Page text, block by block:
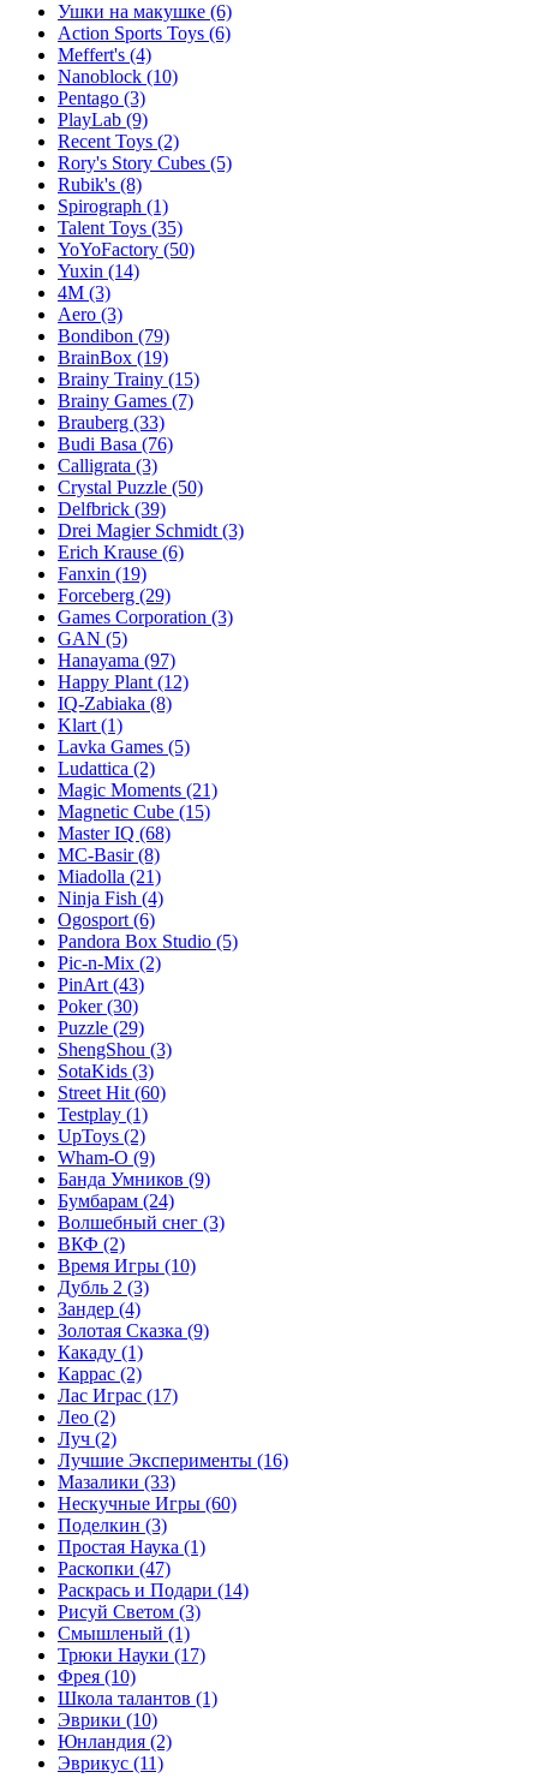
Ушки на макушке (6)
Action Sports Toys (6)
Meffert's (4)
Nanoblock (10)
Pentago (3)
PlayLab (9)
Recent Toys (2)
Rory's Story Cubes (5)
Rubik's (8)
Spirograph (1)
Talent Toys (35)
YoYoFactory (50)
Yuxin (14)
4M (3)
Aero (3)
Bondibon (79)
BrainBox (19)
Brainy Trainy (15)
Brainy Games (7)
Brauberg (33)
Budi Basa (76)
Calligrata (3)
Crystal Puzzle (50)
Delfbrick (39)
Drei Magier Schmidt (3)
Erich Krause (6)
Fanxin (19)
Forceberg (29)
Games Corporation (3)
GAN (5)
Hanayama (97)
Happy Plant (12)
IQ-Zabiaka (8)
Klart (1)
Lavka Games (5)
Ludattica (2)
Magic Moments (21)
Magnetic Cube (15)
Master IQ (68)
MC-Basir(8)
Miadolla (21)
Ninja Fish (4)
Ogosport (6)
Pandora Box Studio (5)
Pic-n-Mix (2)
PinArt (43)
Poker(30)
Puzzle (29)
ShengShou (3)
SotaKids (3)
Street Hit (60)
Testplay (1)
UpToys (2)
Wham-O (9)
Банда Умников (9)
Бумбарам (24)
Волшебный снег (3)
ВКФ (2)
Время Игры (10)
Дубль 2 (3)
Зандер (4)
Золотая Сказка (9)
Какаду (1)
Каррас (2)
Лас Играс (17)
Лео (2)
Луч (2)
Лучшие Эксперименты (16)
Мазалики (33)
Нескучные Игры (60)
Поделкин (3)
Простая Наука (1)
Раскопки (47)
Раскрась и Подари (14)
Рисуй Светом (3)
Смышленый (1)
Трюки Науки (17)
Фрея (10)
Школа талантов (1)
Эврики (10)
Юнландия (2)
Эврикус (11)